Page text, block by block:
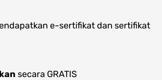
e-sertifikat dan sertifikat
secara GRATIS